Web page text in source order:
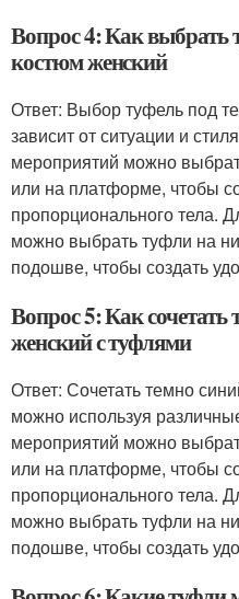
Вопрос 4: Как выбрать
костюм женский
Ответ: Выбор туфель под
зависит от ситуации и
мероприятий можно
или на платформе, чтобы
пропорционального тела.
можно выбрать туфли на
подошве, чтобы создать
Вопрос 5: Как
женский с туфлями
Ответ: Сочетать темно
можно используя
мероприятий можно
или на платформе, чтобы
пропорционального тела.
можно выбрать туфли на
подошве, чтобы создать